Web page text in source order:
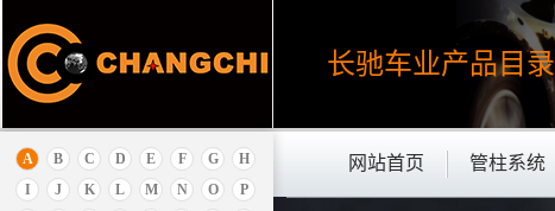
长驰车业产品目录
网站首页 管柱系统
A B C D E F G
H
I
J K L M N O
P
C
长江EV
长安
昌河
长城
传祺